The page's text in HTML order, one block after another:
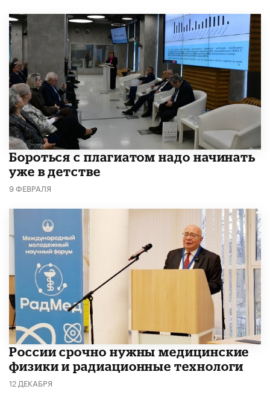
​Бороться с плагиатом надо начинать
уже в детстве
9 ФЕВРАЛЯ
России срочно нужны медицинские
физики и радиационные технологи
12 ДЕКАБРЯ